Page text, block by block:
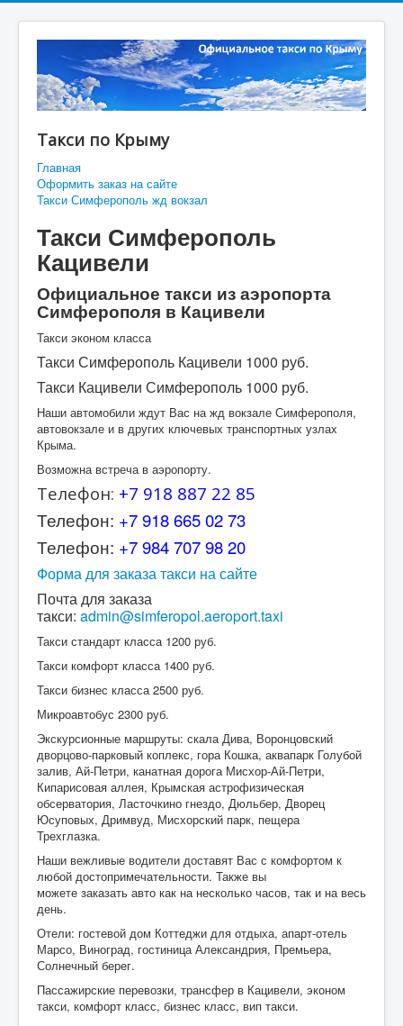
Такси по Крыму
Главная
Оформить заказ на сайте
Такси Симферополь жд вокзал
Такси Симферополь
Кацивели
Официальное такси из аэропорта
Симферополя в Кацивели
Такси эконом класса
Такси Симферополь Кацивели 1000 руб.
Такси Кацивели Симферополь 1000 руб.
Наши автомобили ждут Вас на жд вокзале Симферополя,
автовокзале и в других ключевых транспортных узлах
Крыма.
Возможна встреча в аэропорту.
Телефон: +7 918 887 22 85
Телефон: +7 918 665 02 73
Телефон: +7 984 707 98 20
Форма для заказа такси на сайте
Почта для заказа
такси: admin@simferopol.aeroport.taxi
Такси стандарт класса 1200 руб.
Такси комфорт класса 1400 руб.
Такси бизнес класса 2500 руб.
Микроавтобус 2300 руб.
Экскурсионные маршруты: скала Дива, Воронцовский
дворцово-парковый коплекс, гора Кошка, аквапарк Голубой
залив, Ай-Петри, канатная дорога Мисхор-Ай-Петри,
Кипарисовая аллея, Крымская астрофизическая
обсерватория, Ласточкино гнездо, Дюльбер, Дворец
Юсуповых, Дримвуд, Мисхорский парк, пещера
Трехглазка.
Наши вежливые водители доставят Вас с комфортом к
любой достопримечательности. Также вы
можете заказать авто как на несколько часов, так и на весь
день.
Отели: гостевой дом Коттеджи для отдыха, апарт-отель
Марсо, Виноград, гостиница Александрия, Премьера,
Солнечный берег.
Пассажирские перевозки, трансфер в Кацивели, эконом
такси, комфорт класс, бизнес класс, вип такси.